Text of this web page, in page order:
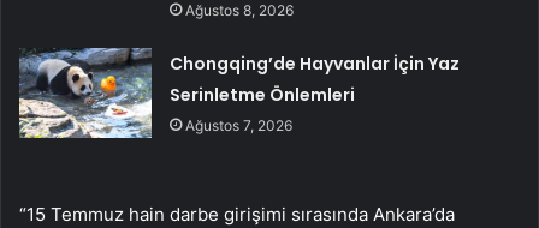
Ağustos 8, 2026
Chongqing’de Hayvanlar İçin Yaz
Serinletme Önlemleri
Ağustos 7, 2026
“15 Temmuz hain darbe girişimi sırasında Ankara’da